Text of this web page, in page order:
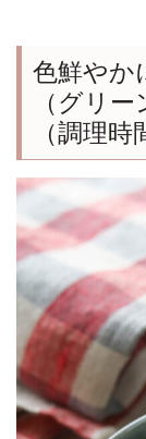
色鮮やか
（グリ
（調理時